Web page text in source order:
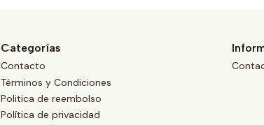
Categorías
Contacto
Términos y Condiciones
Politica de reembolso
Política de privacidad